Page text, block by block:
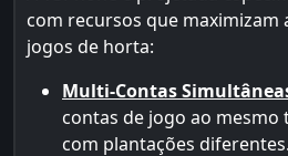
com recursos que maximizam
jogos de horta:
Multi-Contas
contas de jogo ao mesmo
com plantações diferentes.